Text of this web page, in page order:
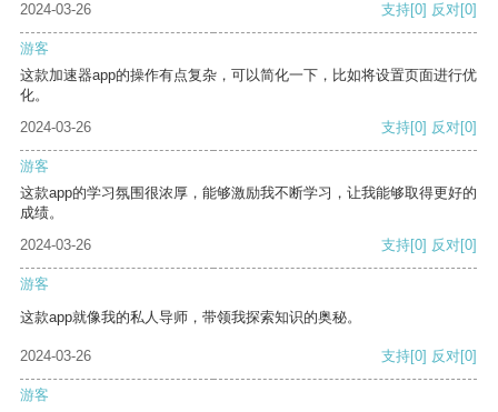
2024-03-26 支持[0] 反对[0]
游客
这款加速器app的操作有点复杂，可以简化一下，比如将设置页面进行优
化。
2024-03-26
支持[0] 反对[0]
游客
这款app的学习氛围很浓厚，能够激励我不断学习，让我能够取得更好的
成绩。
2024-03-26
支持[0] 反对[0]
游客
这款app就像我的私人导师，带领我探索知识的奥秘。
2024-03-26 支持[0] 反对[0]
游客